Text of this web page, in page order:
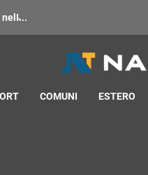
nell̵...
COMUNI ESTERO